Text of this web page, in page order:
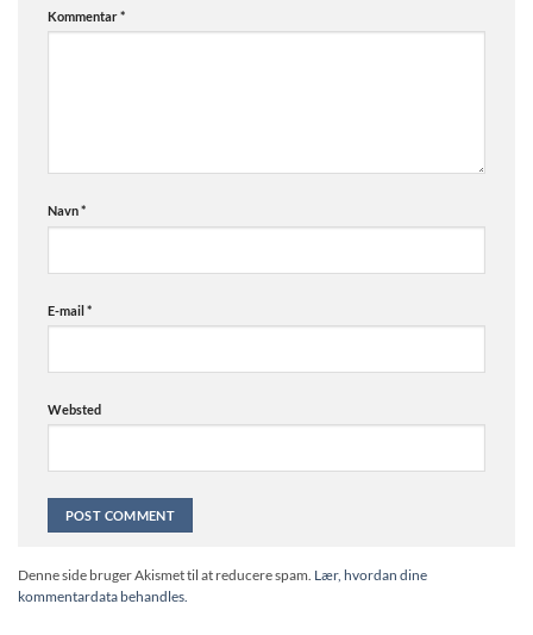
Kommentar*
Navn*
E-mail*
Websted
Denne side bruger Akismet til at reducere spam. Lær, hvordan dine
kommentardata behandles.